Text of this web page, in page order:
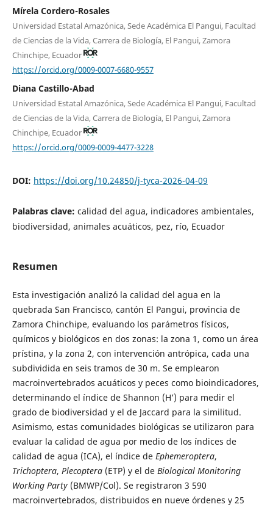
Mírela Cordero-Rosales
Universidad Estatal Amazónica, Sede Académica El Pangui, Facultad
de Ciencias de la Vida, Carrera de Biología, El Pangui, Zamora
Chinchipe, Ecuador
https://orcid.org/0009-0007-6680-9557
Diana Castillo-Abad
Universidad Estatal Amazónica, Sede Académica El Pangui, Facultad
de Ciencias de la Vida, Carrera de Biología, El Pangui, Zamora
Chinchipe, Ecuador
https://orcid.org/0009-0009-4477-3228
DOI: https://doi.org/10.24850/j-tyca-2026-04-09
Palabras clave: calidad del agua, indicadores ambientales,
biodiversidad, animales acuáticos, pez, río, Ecuador
Resumen
Esta investigación analizó la calidad del agua en la
quebrada San Francisco, cantón El Pangui, provincia de
Zamora Chinchipe, evaluando los parámetros físicos,
químicos y biológicos en dos zonas: la zona 1, como un área
prístina, y la zona 2, con intervención antrópica, cada una
subdividida en seis tramos de 30 m. Se emplearon
macroinvertebrados acuáticos y peces como bioindicadores,
determinando el índice de Shannon (H’) para medir el
grado de biodiversidad y el de Jaccard para la similitud.
Asimismo, estas comunidades biológicas se utilizaron para
evaluar la calidad de agua por medio de los índices de
calidad de agua (ICA), el índice de Ephemeroptera,
Trichoptera, Plecoptera(ETP) y el de Biological Monitoring
Working Party(BMWP/Col). Se registraron 3 590
macroinvertebrados, distribuidos en nueve órdenes y 25